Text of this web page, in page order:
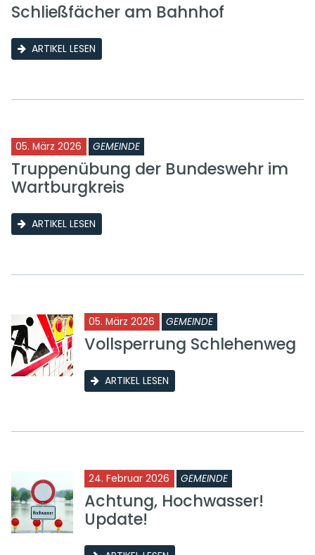
Schließfächer am Bahnhof
ARTIKEL LESEN
05. März 2026 GEMEINDE
Truppenübung der Bundeswehr im
Wartburgkreis
ARTIKEL LESEN
05. März 2026 GEMEINDE
Vollsperrung Schlehenweg
ARTIKEL LESEN
24. Februar 2026 GEMEINDE
Achtung, Hochwasser!
Update!